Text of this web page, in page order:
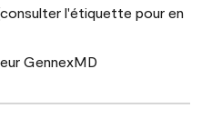
l'étiquette pour en
GennexMD